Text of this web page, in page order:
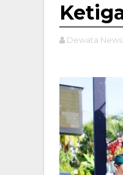
Dewata News